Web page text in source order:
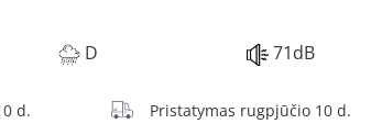
D 71dB
d. Pristatymas rugpjūčio 10 d.